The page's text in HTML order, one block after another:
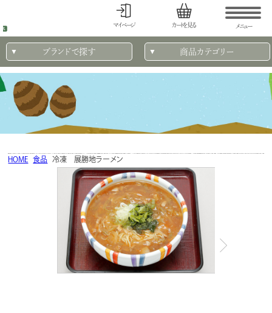
マイページ カートを見る メニュー
ブランドで探す 商品カテゴリー
HOME 食品 冷凍 展勝地ラーメン